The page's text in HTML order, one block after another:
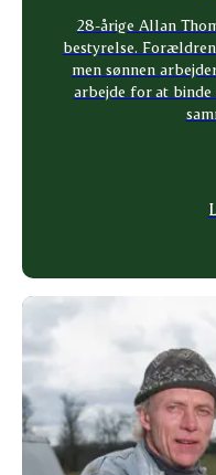
28-årige Allan
bestyrelse.
men sønnen
arbejde for at